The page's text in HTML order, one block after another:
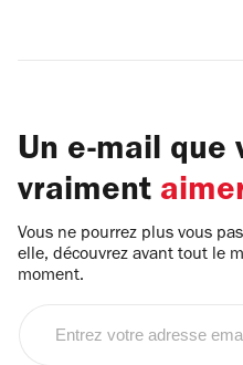
Un e-mail que
vraiment
Vous ne pourrez plus vous
elle, découvrez avant tout le
moment.